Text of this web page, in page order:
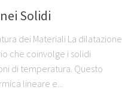
Solidi
dei Materiali La dilatazione
che coinvolge i solidi
di temperatura. Questo
lineare e...